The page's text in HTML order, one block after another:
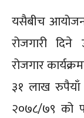
यसैबीच
रोजगारी दिने
रोजगार
३१ लाख
२०७८/७९ को